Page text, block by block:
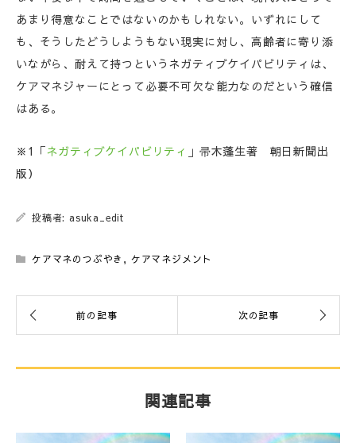
あまり得意なことではないのかもしれない。いずれにして
も、そうしたどうしようもない現実に対し、高齢者に寄り添
いながら、耐えて持つというネガティブケイパビリティは、
ケアマネジャーにとって必要不可欠な能力なのだという確信
はある。
※1「ネガティブケイパビリティ 」帚木蓬生著 朝日新聞出
版）
投稿者: asuka_edit
ケアマネのつぶやき , ケアマネジメント
関連記事